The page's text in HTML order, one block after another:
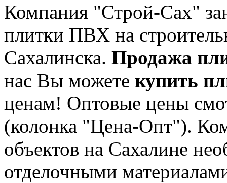
Компания "Строй-Сах"
плитки ПВХ на
Сахалинска. Продажа
нас Вы можете купить
ценам! Оптовые цены
(колонка "Цена-Опт").
объектов на Сахалине
отделочными